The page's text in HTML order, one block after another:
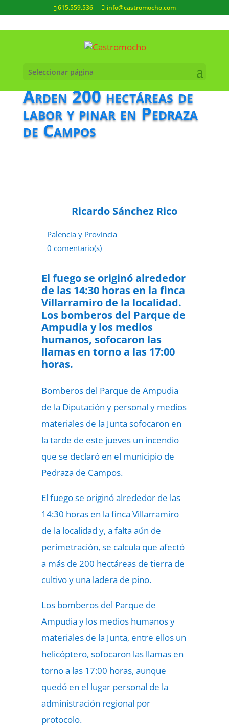
615.559.536 info@castromocho.com
Seleccionar página
Arden 200 hectáreas de
labor y pinar en Pedraza
de Campos
Ricardo Sánchez Rico
Palencia y Provincia
0 comentario(s)
El fuego se originó alrededor
de las 14:30 horas en la finca
Villarramiro de la localidad.
Los bomberos del Parque de
Ampudia y los medios
humanos, sofocaron las
llamas en torno a las 17:00
horas.
Bomberos del Parque de Ampudia
de la Diputación y personal y medios
materiales de la Junta sofocaron en
la tarde de este jueves un incendio
que se declaró en el municipio de
Pedraza de Campos.
El fuego se originó alrededor de las
14:30 horas en la finca Villarramiro
de la localidad y, a falta aún de
perimetración, se calcula que afectó
a más de 200 hectáreas de tierra de
cultivo y una ladera de pino.
Los bomberos del Parque de
Ampudia y los medios humanos y
materiales de la Junta, entre ellos un
helicóptero, sofocaron las llamas en
torno a las 17:00 horas, aunque
quedó en el lugar personal de la
administración regional por
protocolo.